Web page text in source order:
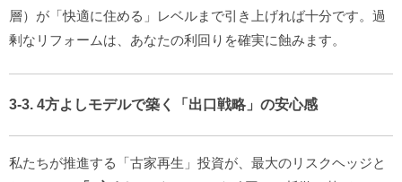
層）が「快適に住める」レベルまで引き上げれば十分です。過
剰なリフォームは、あなたの利回りを確実に蝕みます。
3-3. 4方よしモデルで築く「出口戦略」の安心感
私たちが推進する「古家再生」投資が、最大のリスクヘッジと